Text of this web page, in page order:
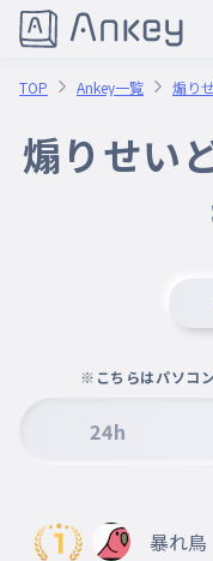
TOP Ankey一覧 煽り
煽りせい
※こちらはパソコ
24h
暴れ鳥